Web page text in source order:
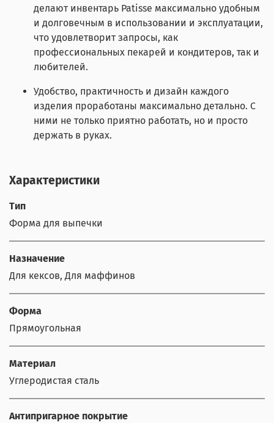
делают инвентарь Patisse максимально удобным
и долговечным в использовании и эксплуатации,
что удовлетворит запросы, как
профессиональных пекарей и кондитеров, так и
любителей.
Удобство, практичность и дизайн каждого
изделия проработаны максимально детально. С
ними не только приятно работать, но и просто
держать в руках.
Характеристики
Тип
Форма для выпечки
Назначение
Для кексов, Для маффинов
Форма
Прямоугольная
Материал
Углеродистая сталь
Антипригарное покрытие